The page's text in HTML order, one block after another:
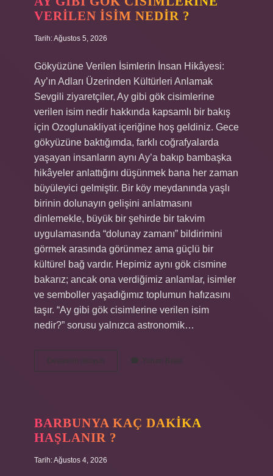
denir
?
VERILEN ISIM NEDIR ?
Tarih: Ağustos 5, 2026
Gökyüzüne Verilen İsimlerin İnsan Hikâyesi:
Ay’ın Adları Üzerinden Kültürleri Anlamak
Sevgili ziyaretçiler, Ay gibi gök cisimlerine
verilen isim nedir hakkında kapsamlı bir bakış
için Ozoglunakliyat içeriğine hoş geldiniz. Gece
gökyüzüne baktığımda, farklı coğrafyalarda
yaşayan insanların aynı Ay’a bakıp bambaşka
hikâyeler anlattığını düşünmek bana her zaman
büyüleyici gelmiştir. Bir köy meydanında yaşlı
birinin dolunayın gelişini anlatmasını
dinlemekle, büyük bir şehirde bir takvim
uygulamasında “dolunay zamanı” bildirimini
görmek arasında görünmez ama güçlü bir
kültürel bağ vardır. Hepimiz aynı gök cismine
bakarız; ancak ona verdiğimiz anlamlar, isimler
ve semboller yaşadığımız toplumun hafızasını
taşır. “Ay gibi gök cisimlerine verilen isim
nedir?” sorusu yalnızca astronomik…
Devamını okuyun
gibi
nedir
Yorum Bırak
BARBUNYA KAÇ DAKIKA
HAŞLANIR ?
Tarih: Ağustos 4, 2026